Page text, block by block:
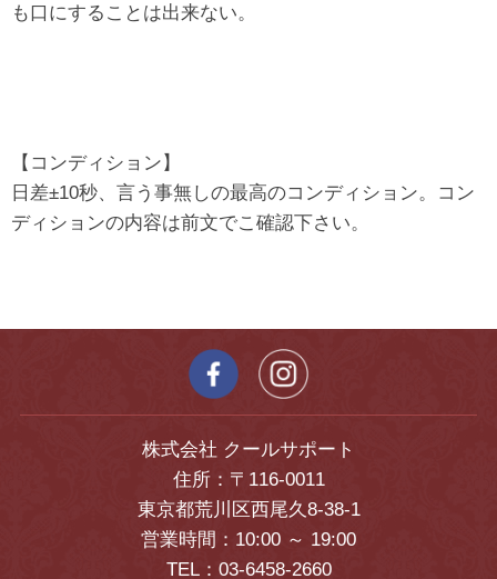
も口にすることは出来ない。
【コンディション】
日差±10秒、言う事無しの最高のコンディション。コン
ディションの内容は前文でこ確認下さい。
株式会社 クールサポート
住所：〒116-0011
東京都荒川区西尾久8-38-1
営業時間：10:00 ～ 19:00
TEL：03-6458-2660